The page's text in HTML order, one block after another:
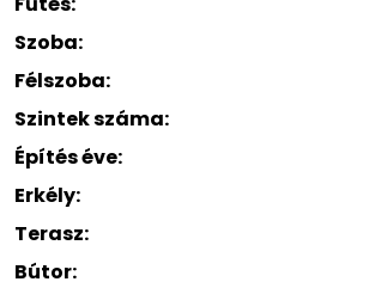
Szoba:
Félszoba:
Szintek száma:
Építés éve:
Erkély:
Terasz:
Bútor: